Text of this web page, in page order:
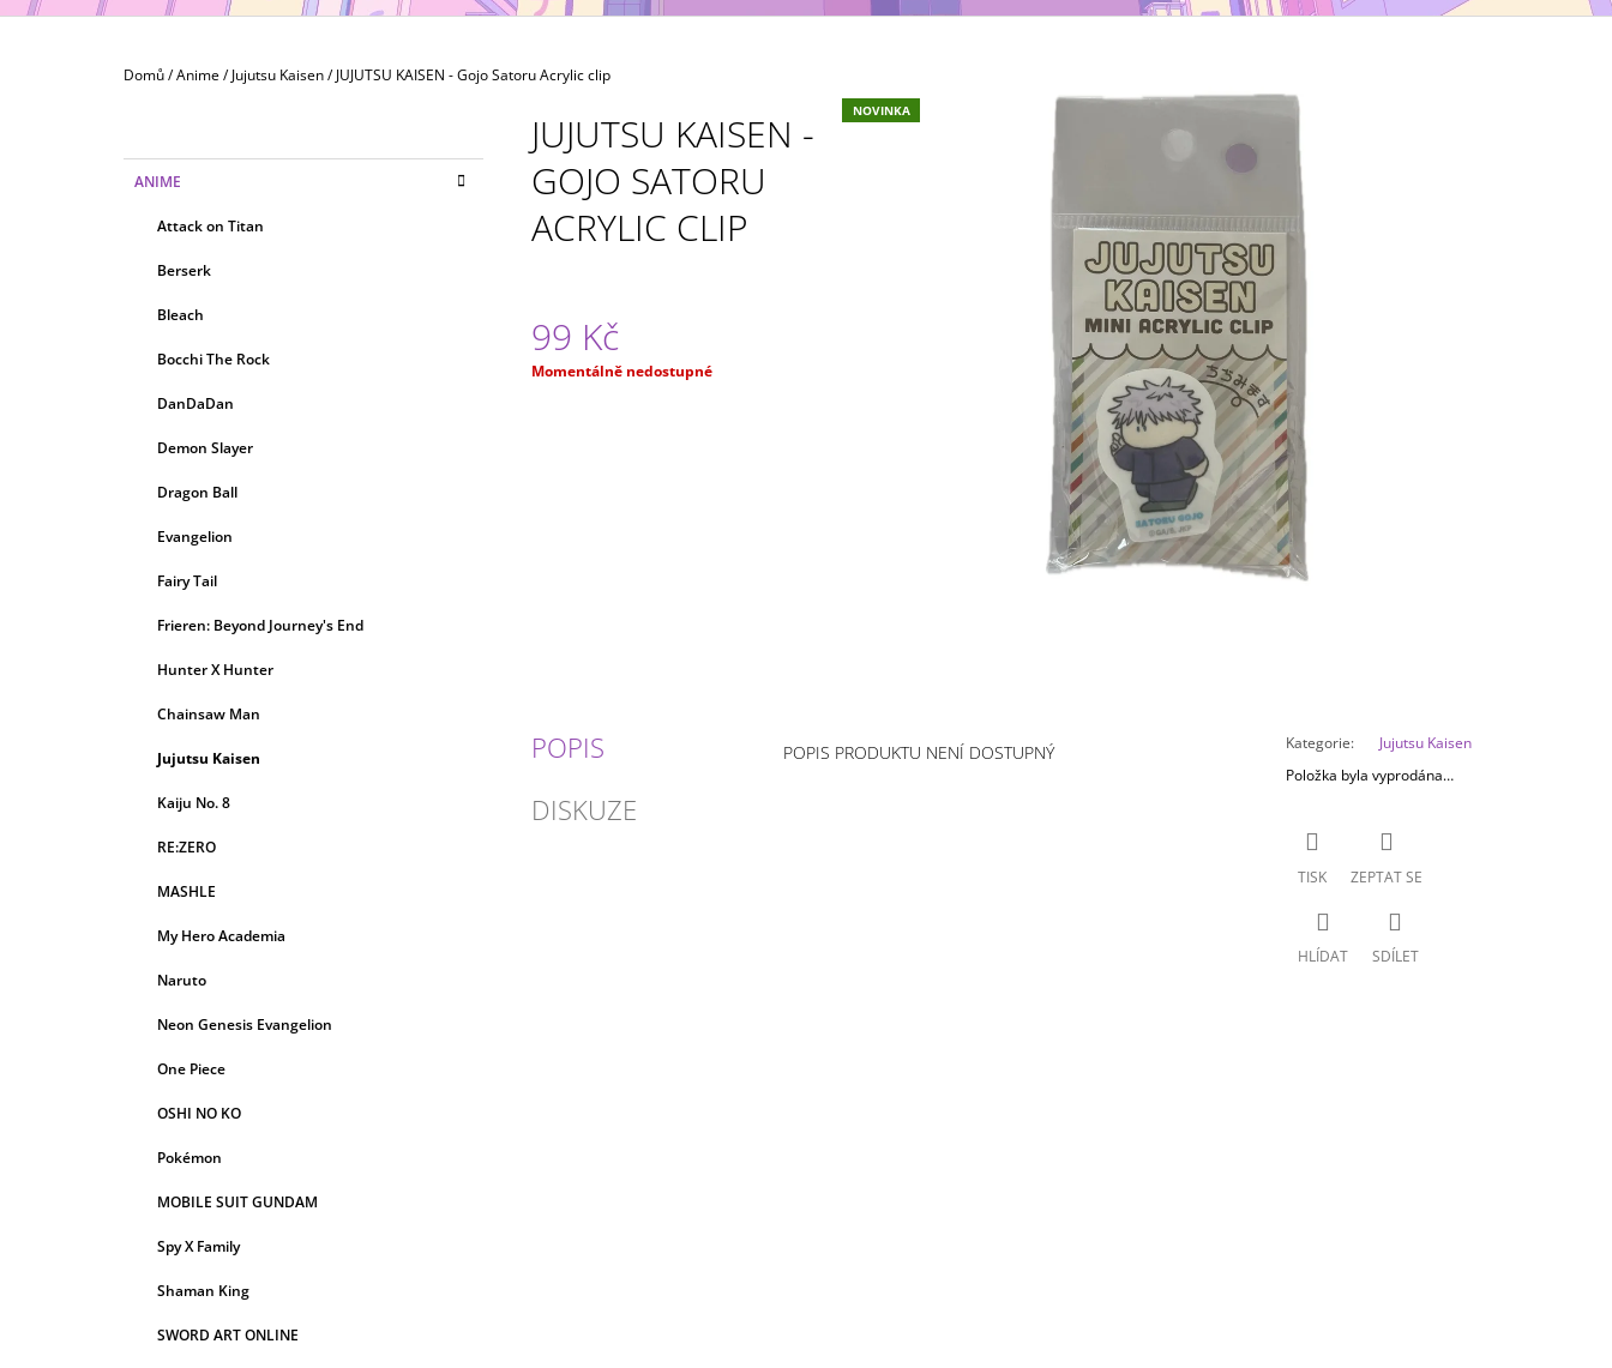
Domů/Anime/ Jujutsu Kaisen/ JUJUTSU KAISEN - Gojo Satoru Acrylic clip
kategorie
K
AANIME
Attack on Titan
Berserk
Bleach
Bocchi The Rock
DanDaDan
Demon Slayer
Dragon Ball
Evangelion
Fairy Tail
Frieren: Beyond Journey's End
Hunter X Hunter
Chainsaw Man
Jujutsu Kaisen
Kaiju No. 8
RE:ZERO
MASHLE
My Hero Academia
Naruto
Neon Genesis Evangelion
One Piece
OSHI NO KO
Pokémon
MOBILE SUIT GUNDAM
Spy X Family
Shaman King
SWORD ART ONLINE
JUJUTSU KAISEN -
GOJO SATORU
ACRYLIC CLIP
NOVINKA
99 Kč
Měrná
Momentálně nedostupné
POPIS
DISKUZE
POPIS PRODUKTU NENÍ DOSTUPNÝ Kategorie:
Jujutsu Kaisen
Položka byla vyprodána…
TISK ZEPTAT SE
HLÍDAT SDÍLET